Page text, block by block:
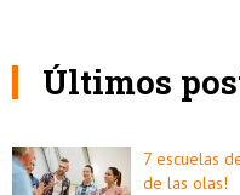
Últimos
7 escuelas
de las olas!